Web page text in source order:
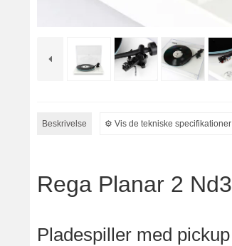
Beskrivelse ⚙︎ Vis de tekniske specifikationer
Rega Planar 2 Nd3
Pladespiller med pickup